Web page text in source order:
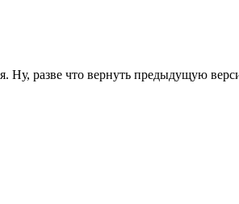
Ну, разве что вернуть предыдущую